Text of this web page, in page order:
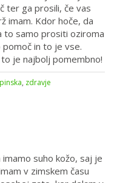
ter ga prosili, če vas
imam. Kdor hoče, da
to samo prositi oziroma
in to je vse.
je najbolj pomembno!
, zdravje
suho kožo, saj je
v zimskem času